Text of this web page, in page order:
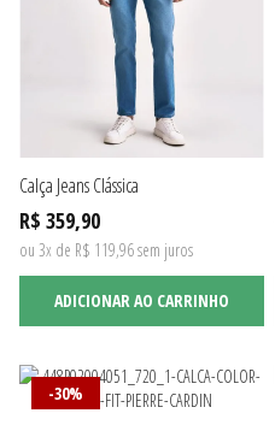
Calça Jeans Clássica
R$ 359,90
ou 3x de R$ 119,96 sem juros
ADICIONAR AO CARRINHO
-30%